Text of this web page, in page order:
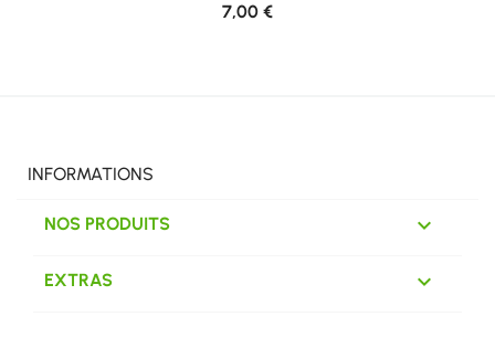
7,00 €
INFORMATIONS
NOS PRODUITS 
EXTRAS 